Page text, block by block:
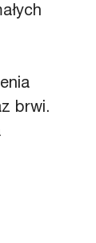
brwi.